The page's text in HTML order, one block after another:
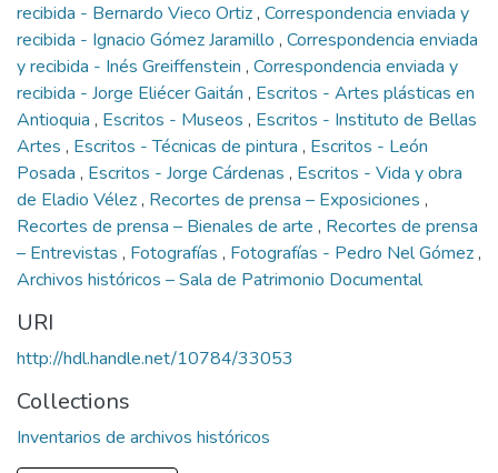
recibida - Bernardo Vieco Ortiz, Correspondencia enviada y
recibida - Ignacio Gómez Jaramillo , Correspondencia enviada
y recibida - Inés Greiffenstein , Correspondencia enviada y
recibida - Jorge Eliécer Gaitán , Escritos - Artes plásticas en
Antioquia , Escritos - Museos , Escritos - Instituto de Bellas
Artes , Escritos - Técnicas de pintura , Escritos - León
Posada , Escritos - Jorge Cárdenas , Escritos - Vida y obra
de Eladio Vélez, Recortes de prensa – Exposiciones ,
Recortes de prensa – Bienales de arte , Recortes de prensa
– Entrevistas , Fotografías , Fotografías - Pedro Nel Gómez,
Archivos históricos – Sala de Patrimonio Documental
URI
http://hdl.handle.net/10784/33053
Collections
Inventarios de archivos históricos